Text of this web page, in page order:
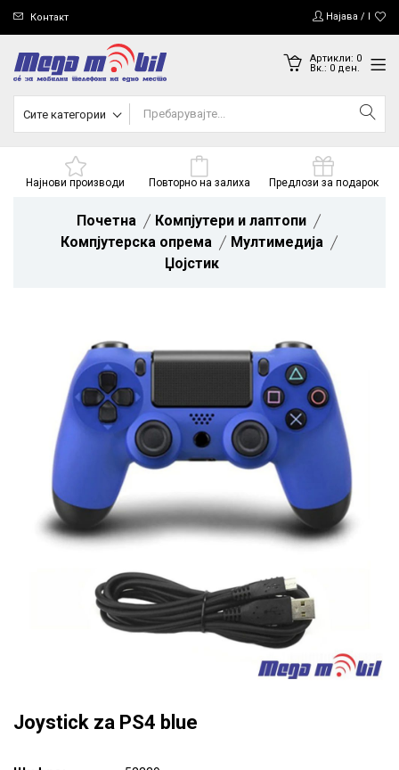
Контакт Најава /
Артикли: 0
Вк.: 0ден.
Сите категории
Најнови производи Повторно на залиха Предлози за подарок
Почетна
Компјутери и лаптопи
Компјутерска опрема
Мултимедија
Џојстик
Joystick za PS4 blue